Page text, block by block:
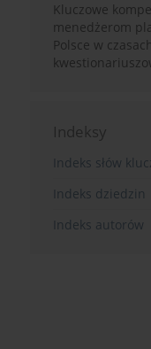
Kluczowe
menedżerom
Polsce w
Indeksy
Indeks słów
Indeks dziedzin
Indeks autorów